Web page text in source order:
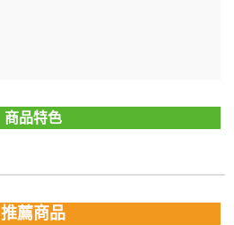
商品特色
推薦商品